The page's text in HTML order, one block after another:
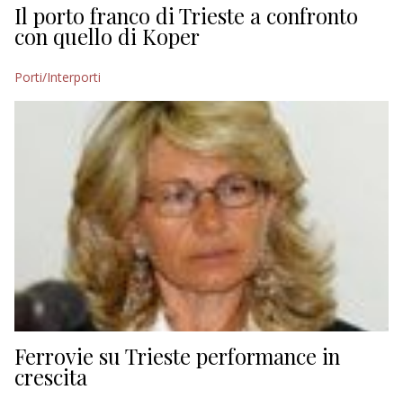
CULTURA
NAUTICA
EDITORIALI
Il porto franco di Trieste a confronto
con quello di Koper
Porti/Interporti
Ferrovie su Trieste performance in
crescita